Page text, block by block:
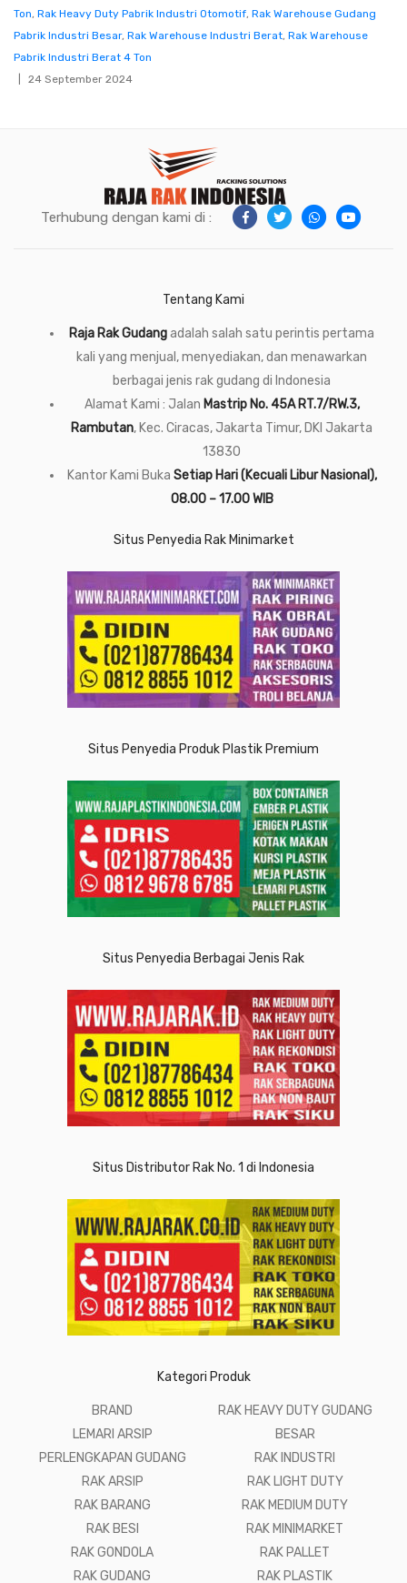
Ton, Rak Heavy Duty Pabrik Industri Otomotif, Rak Warehouse Gudang
Pabrik Industri Besar, Rak Warehouse Industri Berat, Rak Warehouse
Pabrik Industri Berat 4 Ton
24 September 2024
Terhubung dengan kami di :
Tentang Kami
Raja Rak Gudangadalah salah satu perintis pertama
kali yang menjual, menyediakan, dan menawarkan
berbagai jenis rak gudang di Indonesia
Alamat Kami : Jalan Mastrip No. 45A RT.7/RW.3,
Rambutan, Kec. Ciracas, Jakarta Timur, DKI Jakarta
13830
Kantor Kami Buka Setiap Hari (Kecuali Libur Nasional),
08.00 – 17.00 WIB
Situs Penyedia Rak Minimarket
Situs Penyedia Produk Plastik Premium
Situs Penyedia Berbagai Jenis Rak
Situs Distributor Rak No. 1 di Indonesia
Kategori Produk
BRAND
LEMARI ARSIP
PERLENGKAPAN GUDANG
RAK ARSIP
RAK BARANG
RAK BESI
RAK GONDOLA
RAK GUDANG
RAK HEAVY DUTY GUDANG
BESAR
RAK INDUSTRI
RAK LIGHT DUTY
RAK MEDIUM DUTY
RAK MINIMARKET
RAK PALLET
RAK PLASTIK